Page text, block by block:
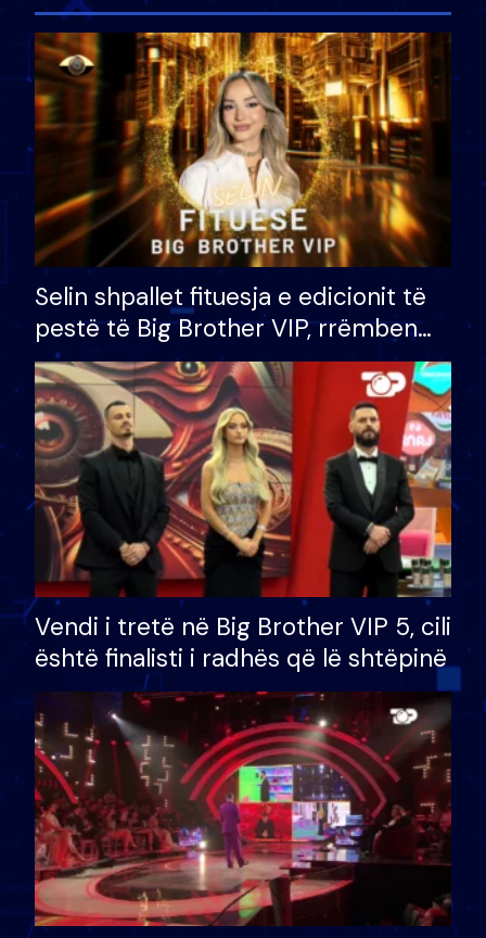
Selin shpallet fituesja e edicionit të
pestë të Big Brother VIP, rrëmben
çmimin e madh prej 100 mijë eurosh
Vendi i tretë në Big Brother VIP 5, cili
është finalisti i radhës që lë shtëpinë